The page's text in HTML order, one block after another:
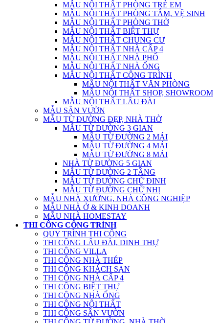
MẪU NỘI THẤT PHÒNG TRẺ EM
MẪU NỘI THẤT PHÒNG TẮM, VỆ SINH
MẪU NỘI THẤT PHÒNG THỜ
MẪU NỘI THẤT BIỆT THỰ
MẪU NỘI THẤT CHUNG CƯ
MẪU NỘI THẤT NHÀ CẤP 4
MẪU NỘI THẤT NHÀ PHỐ
MẪU NỘI THẤT NHÀ ỐNG
MẪU NỘI THẤT CÔNG TRÌNH
MẪU NỘI THẤT VĂN PHÒNG
MẪU NỘI THẤT SHOP, SHOWROOM
MẪU NỘI THẤT LÂU ĐÀI
MẪU SÂN VƯỜN
MẪU TỪ ĐƯỜNG ĐẸP, NHÀ THỜ
MẪU TỪ ĐƯỜNG 3 GIAN
MẪU TỪ ĐƯỜNG 2 MÁI
MẪU TỪ ĐƯỜNG 4 MÁI
MẪU TỪ ĐƯỜNG 8 MÁI
NHÀ TỪ ĐƯỜNG 5 GIAN
MẪU TỪ ĐƯỜNG 2 TẦNG
MẪU TỪ ĐƯỜNG CHỮ ĐINH
MẪU TỪ ĐƯỜNG CHỮ NHỊ
MẪU NHÀ XƯỞNG, NHÀ CÔNG NGHIỆP
MẪU NHÀ Ở & KINH DOANH
MẪU NHÀ HOMESTAY
THI CÔNG CÔNG TRÌNH
QUY TRÌNH THI CÔNG
THI CÔNG LÂU ĐÀI, DINH THỰ
THI CÔNG VILLA
THI CÔNG NHÀ THÉP
THI CÔNG KHÁCH SẠN
THI CÔNG NHÀ CẤP 4
THI CÔNG BIỆT THỰ
THI CÔNG NHÀ ỐNG
THI CÔNG NỘI THẤT
THI CÔNG SÂN VƯỜN